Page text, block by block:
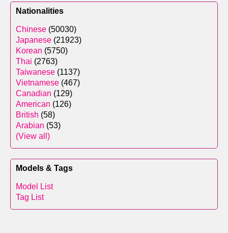
Nationalities
Chinese (50030)
Japanese (21923)
Korean (5750)
Thai (2763)
Taiwanese (1137)
Vietnamese (467)
Canadian (129)
American (126)
British (58)
Arabian (53)
(View all)
Models & Tags
Model List
Tag List